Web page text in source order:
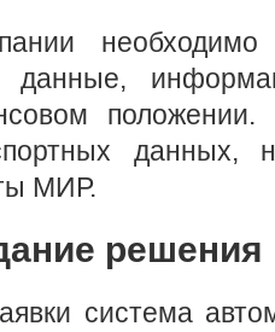
необходимо
данные,
данных,
МИР.
решения
система